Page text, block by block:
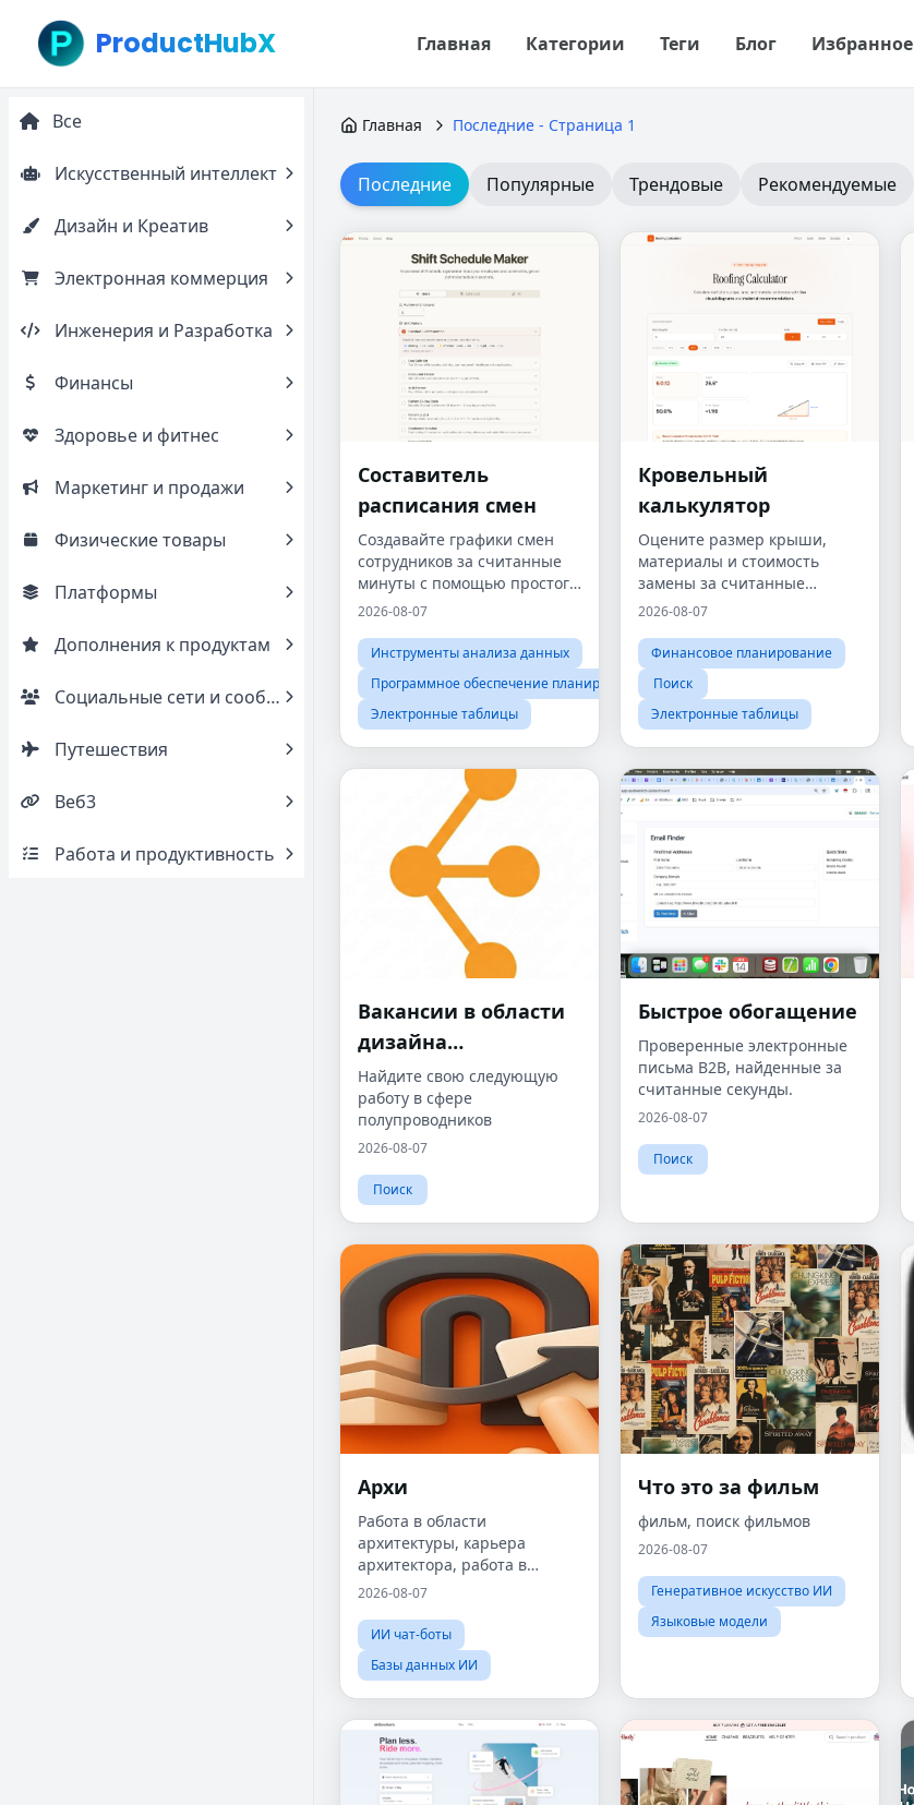
ProductHubX Главная Категории Теги Блог Избранное
Все
Искусственный интеллект
Дизайн и Креатив
Электронная коммерция
Инженерия и Разработка
Финансы
Здоровье и фитнес
Маркетинг и продажи
Физические товары
Платформы
Дополнения к продуктам
Социальные сети и сообщества
Путешествия
Веб3
Работа и продуктивность
Главная Последние - Страница 1
Последние Популярные Трендовые Рекомендуемые
Составитель
расписания смен
Создавайте графики смен
сотрудников за считанные
минуты с помощью простого
онлайн-планировщика.
2026-08-07
Инструменты анализа данных
Программное обеспечение планирования
Электронные таблицы
Кровельный
калькулятор
Оцените размер крыши,
материалы и стоимость
замены за считанные
минуты.
2026-08-07
Финансовое планирование
Поиск
Электронные таблицы
Вакансии в области
дизайна
полупроводников
Найдите свою следующую
работу в сфере
полупроводников
2026-08-07
Поиск
Быстрое обогащение
Проверенные электронные
письма B2B, найденные за
считанные секунды.
2026-08-07
Поиск
Архи
Работа в области
архитектуры, карьера
архитектора, работа в
области дизайна интерьера,
ландшафтного архитектора,
работа в BIM, карьера в
городском дизайне, работа
консультант
2026-08-07
ИИ чат-боты
Базы данных ИИ
Что это за фильм
фильм, поиск фильмов
2026-08-07
Генеративное искусство ИИ
Языковые модели